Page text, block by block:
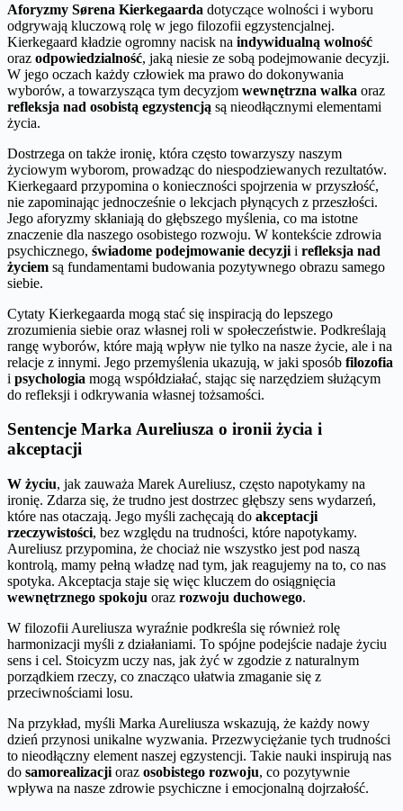
Aforyzmy Sørena Kierkegaarda dotyczące wolności i wyboru
odgrywają kluczową rolę w jego filozofii egzystencjalnej.
Kierkegaard kładzie ogromny nacisk na indywidualną wolność
oraz odpowiedzialność, jaką niesie ze sobą podejmowanie decyzji.
W jego oczach każdy człowiek ma prawo do dokonywania
wyborów, a towarzysząca tym decyzjom wewnętrzna walka oraz
refleksja nad osobistą egzystencją są nieodłącznymi elementami
życia.
Dostrzega on także ironię, która często towarzyszy naszym
życiowym wyborom, prowadząc do niespodziewanych rezultatów.
Kierkegaard przypomina o konieczności spojrzenia w przyszłość,
nie zapominając jednocześnie o lekcjach płynących z przeszłości.
Jego aforyzmy skłaniają do głębszego myślenia, co ma istotne
znaczenie dla naszego osobistego rozwoju. W kontekście zdrowia
psychicznego, świadome podejmowanie decyzji i refleksja nad
życiem są fundamentami budowania pozytywnego obrazu samego
siebie.
Cytaty Kierkegaarda mogą stać się inspiracją do lepszego
zrozumienia siebie oraz własnej roli w społeczeństwie. Podkreślają
rangę wyborów, które mają wpływ nie tylko na nasze życie, ale i na
relacje z innymi. Jego przemyślenia ukazują, w jaki sposób filozofia
i psychologia mogą współdziałać, stając się narzędziem służącym
do refleksji i odkrywania własnej tożsamości.
Sentencje Marka Aureliusza o ironii życia i
akceptacji
W życiu, jak zauważa Marek Aureliusz, często napotykamy na
ironię. Zdarza się, że trudno jest dostrzec głębszy sens wydarzeń,
które nas otaczają. Jego myśli zachęcają do akceptacji
rzeczywistości, bez względu na trudności, które napotykamy.
Aureliusz przypomina, że chociaż nie wszystko jest pod naszą
kontrolą, mamy pełną władzę nad tym, jak reagujemy na to, co nas
spotyka. Akceptacja staje się więc kluczem do osiągnięcia
wewnętrznego spokoju oraz rozwoju duchowego.
W filozofii Aureliusza wyraźnie podkreśla się również rolę
harmonizacji myśli z działaniami. To spójne podejście nadaje życiu
sens i cel. Stoicyzm uczy nas, jak żyć w zgodzie z naturalnym
porządkiem rzeczy, co znacząco ułatwia zmaganie się z
przeciwnościami losu.
Na przykład, myśli Marka Aureliusza wskazują, że każdy nowy
dzień przynosi unikalne wyzwania. Przezwyciężanie tych trudności
to nieodłączny element naszej egzystencji. Takie nauki inspirują nas
do samorealizacji oraz osobistego rozwoju, co pozytywnie
wpływa na nasze zdrowie psychiczne i emocjonalną dojrzałość.